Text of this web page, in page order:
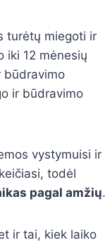
turėtų miegoti ir
iki 12 mėnesių
būdravimo
ir būdravimo
vystymuisi ir
todėl
pagal amžių.
ir tai, kiek laiko